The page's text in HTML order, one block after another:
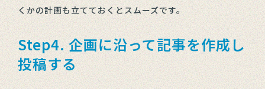
くかの計画も立てておくとスムーズです。
Step4. 企画に沿って記事を作成し
投稿する